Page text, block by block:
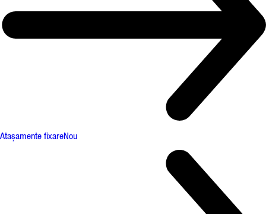
Atașamente fixareNou